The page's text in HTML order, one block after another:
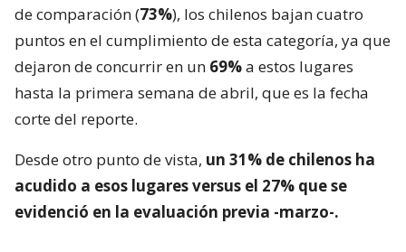
de comparación (73%), los chilenos bajan cuatro
puntos en el cumplimiento de esta categoría, ya que
dejaron de concurrir en un 69%a estos lugares
hasta la primera semana de abril, que es la fecha
corte del reporte.
Desde otro punto de vista, un 31% de chilenos ha
acudido a esos lugares versus el 27% que se
evidenció en la evaluación previa -marzo-.